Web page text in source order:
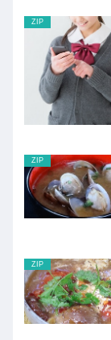
ZIP
ZIP
ZIP